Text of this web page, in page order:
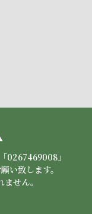
0267469008」
い致します。
せん。